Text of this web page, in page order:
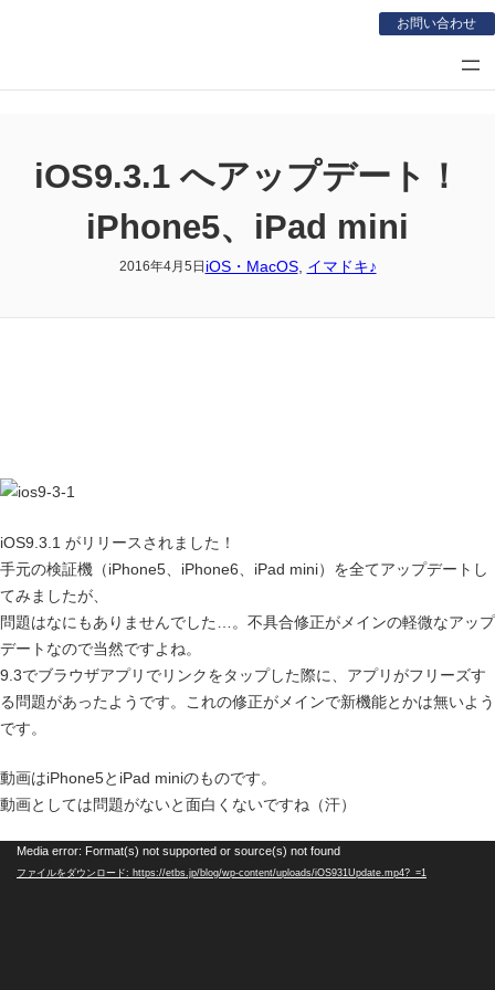
ス
お問い合わせ
iOS9.3.1 へアップデート！
iPhone5、iPad mini
2016年4月5日 iOS・MacOS, イマドキ♪
iOS9.3.1 がリリースされました！
手元の検証機（iPhone5、iPhone6、iPad mini）を全てアップデートし
てみましたが、
問題はなにもありませんでした…。不具合修正がメインの軽微なアップ
デートなので当然ですよね。
9.3でブラウザアプリでリンクをタップした際に、アプリがフリーズす
る問題があったようです。これの修正がメインで新機能とかは無いよう
です。
動画はiPhone5とiPad miniのものです。
動画としては問題がないと面白くないですね（汗）
Media error: Format(s) not supported or source(s) not found
ファイルをダウンロード: https://etbs.jp/blog/wp-content/uploads/iOS931Update.mp4?_=1